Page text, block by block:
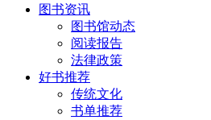
图书资讯
图书馆动态
阅读报告
法律政策
好书推荐
传统文化
书单推荐